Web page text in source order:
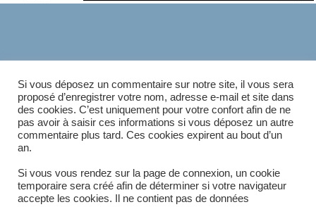
ÉTIQUETTES : ELEVEURS, INDUSTRIE
READ
MORE
Article précédent
Article suivant
Finition inox 304L
Si vous déposez un commentaire sur notre site, il vous sera
proposé d’enregistrer votre nom, adresse e-mail et site dans
des cookies. C’est uniquement pour votre confort afin de ne
pas avoir à saisir ces informations si vous déposez un autre
commentaire plus tard. Ces cookies expirent au bout d’un
an.
Si vous vous rendez sur la page de connexion, un cookie
temporaire sera créé afin de déterminer si votre navigateur
accepte les cookies. Il ne contient pas de données